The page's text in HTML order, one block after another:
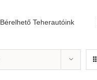
Bérelhető Teherautóink